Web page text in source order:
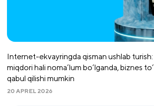
Internet-ekvayringda qisman ushlab
miqdori hali noma’lum bo‘lganda, biznes
qabul qilishi mumkin
20 APREL 2026